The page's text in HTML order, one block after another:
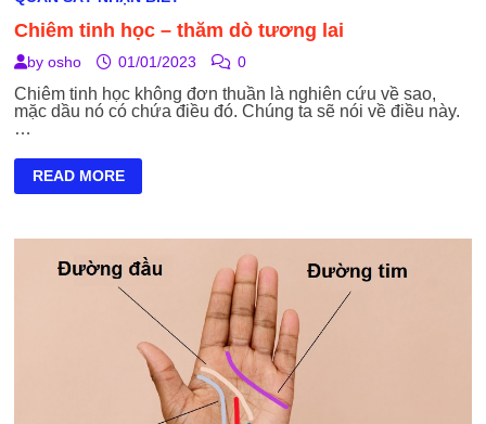
Chiêm tinh học – thăm dò tương lai
by osho 01/01/2023 0
Chiêm tinh học không đơn thuần là nghiên cứu về sao,
mặc dầu nó có chứa điều đó. Chúng ta sẽ nói về điều này.
…
CHIÊM
THĂM
TƯƠNG
READ MORE